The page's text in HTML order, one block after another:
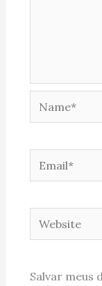
Name*
Email*
Website
Salvar meus